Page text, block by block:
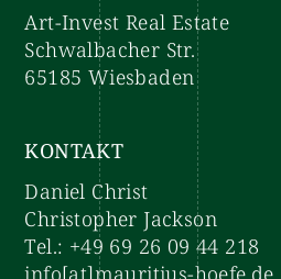
Art-Invest Real Estate
Schwalbacher Str.
65185 Wiesbaden
KONTAKT
Daniel Christ
Christopher Jackson
Tel.: +49 69 26 09 44 218
info[at]mauritius-hoefe.de